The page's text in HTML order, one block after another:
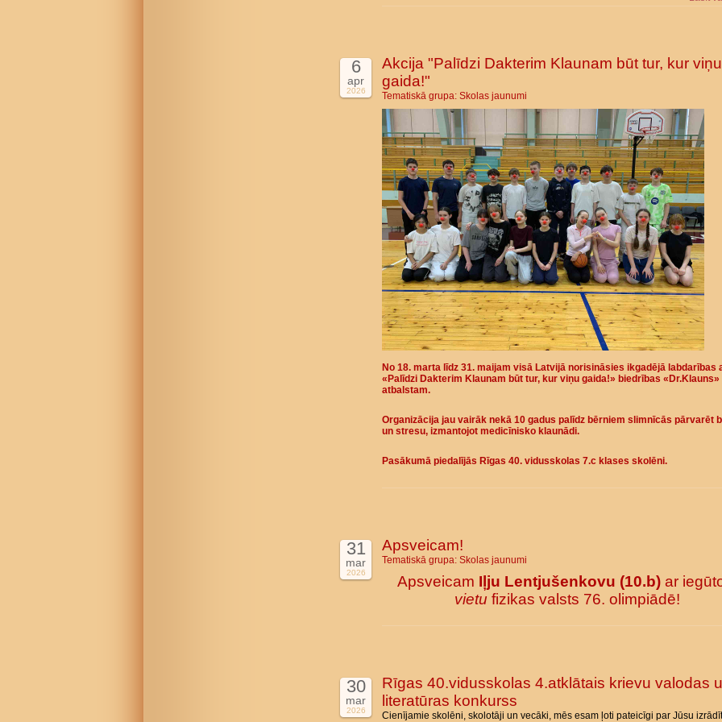
6
apr
2026
Akcija "Palīdzi Dakterim Klaunam būt tur, kur viņu
gaida!"
Tematiskā grupa: Skolas jaunumi
No 18. marta līdz 31. maijam visā Latvijā norisināsies ikgadējā labdarības
«Palīdzi Dakterim Klaunam būt tur, kur viņu gaida!» biedrības «Dr.Klauns»
atbalstam.
Organizācija jau vairāk nekā 10 gadus palīdz bērniem slimnīcās pārvarēt
un stresu, izmantojot medicīnisko klaunādi.
Pasākumā piedalījās Rīgas 40. vidusskolas 7.c klases skolēni.
31
mar
2026
Apsveicam!
Tematiskā grupa: Skolas jaunumi
Apsveicam Iļju Lentjušenkovu (10.b) ar
vietu fizikas valsts 76. olimpiādē!
30
mar
2026
Rīgas 40.vidusskolas 4.atklātais krievu valodas
literatūras konkurss
Cienījamie skolēni, skolotāji un vecāki, mēs esam ļoti pateicīgi par Jūsu